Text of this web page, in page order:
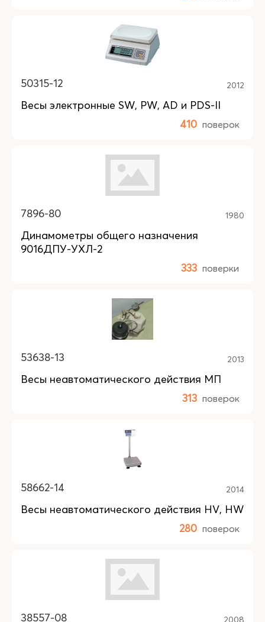
50315-12 2012
Весы электронные SW, PW, AD и PDS-II
410 поверок
7896-80 1980
Динамометры общего назначения
9016ДПУ-УХЛ-2
333 поверки
53638-13 2013
Весы неавтоматического действия МП
313 поверок
58662-14 2014
Весы неавтоматического действия HV, HW
280 поверок
38557-08 2008